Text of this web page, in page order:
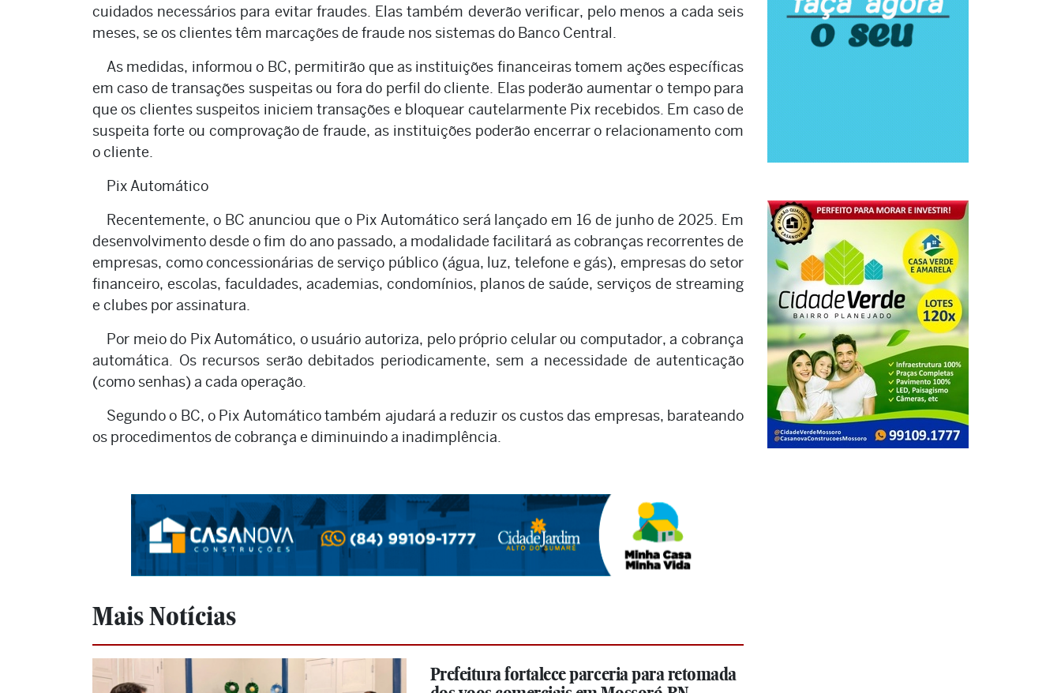
cuidados necessários para evitar fraudes. Elas também deverão verificar, pelo menos a cada seis
meses, se os clientes têm marcações de fraude nos sistemas do Banco Central.
As medidas, informou o BC, permitirão que as instituições financeiras tomem ações específicas
em caso de transações suspeitas ou fora do perfil do cliente. Elas poderão aumentar o tempo para
que os clientes suspeitos iniciem transações e bloquear cautelarmente Pix recebidos. Em caso de
suspeita forte ou comprovação de fraude, as instituições poderão encerrar o relacionamento com
o cliente.
Pix Automático
Recentemente, o BC anunciou que o Pix Automático será lançado em 16 de junho de 2025. Em
desenvolvimento desde o fim do ano passado, a modalidade facilitará as cobranças recorrentes de
empresas, como concessionárias de serviço público (água, luz, telefone e gás), empresas do setor
financeiro, escolas, faculdades, academias, condomínios, planos de saúde, serviços de streaming
e clubes por assinatura.
Por meio do Pix Automático, o usuário autoriza, pelo próprio celular ou computador, a cobrança
automática. Os recursos serão debitados periodicamente, sem a necessidade de autenticação
(como senhas) a cada operação.
Segundo o BC, o Pix Automático também ajudará a reduzir os custos das empresas, barateando
os procedimentos de cobrança e diminuindo a inadimplência.
Mais Notícias
Prefeitura fortalece parceria para retomada